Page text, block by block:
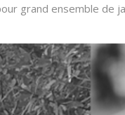
grand ensemble de